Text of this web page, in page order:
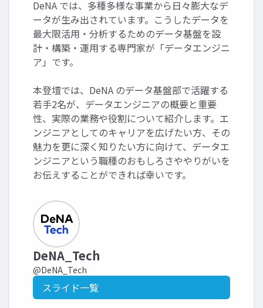
DeNA では、多種多様な事業から日々膨大なデ
ータが生み出されています。こうしたデータを
最大限活用・分析するためのデータ基盤を設
計・構築・運用する専門家が「データエンジニ
ア」です。
本登壇では、DeNA のデータ基盤部で活躍する
若手2名が、データエンジニアの概要と重要
性、実際の業務や役割について紹介します。エ
ンジニアとしてのキャリアを広げたい方、その
魅力を更に深く知りたい方に向けて、データエ
ンジニアという職種のおもしろさややりがいを
お伝えすることができれば幸いです。
DeNA_Tech
@DeNA_Tech
スライド一覧